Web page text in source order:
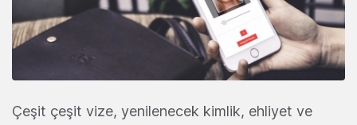
Çeşit çeşit vize, yenilenecek kimlik, ehliyet ve